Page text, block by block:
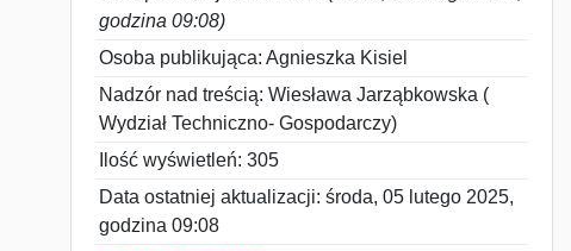
godzina 09:08)
Osoba publikująca: Agnieszka Kisiel
Nadzór nad treścią: Wiesława Jarząbkowska (
Wydział Techniczno- Gospodarczy)
Ilość wyświetleń: 305
Data ostatniej aktualizacji: środa, 05 lutego 2025,
godzina 09:08